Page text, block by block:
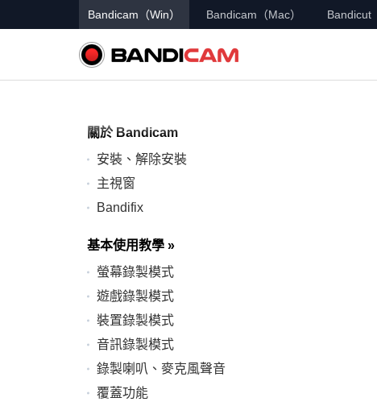
Bandicam（Win） Bandicam（Mac） Bandicut
關於 Bandicam
安裝、解除安裝
主視窗
Bandifix
基本使用教學 »
螢幕錄製模式
遊戲錄製模式
裝置錄製模式
音訊錄製模式
錄製喇叭、麥克風聲音
覆蓋功能